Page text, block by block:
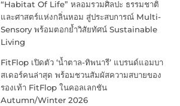
“Habitat Of Life” หลอมรวมศิลปะ ธรรมชาติ
และศาสตร์แห่งกลิ่นหอม สู่ประสบการณ์ Multi-
Sensory พร้อมตอกย้ำวิสัยทัศน์ Sustainable
Living
FitFlop เปิดตัว ‘น้ำตาล-ทิพนารี’ แบรนด์แอมบา
สเดอร์คนล่าสุด พร้อมชวนสัมผัสความสบายของ
รองเท้า FitFlop ในคอลเลกชัน
Autumn/Winter 2026